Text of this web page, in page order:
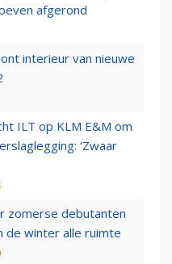
afgerond
interieur van nieuwe
ILT op KLM E&M om
‘Zwaar
zomerse debutanten
de winter alle ruimte